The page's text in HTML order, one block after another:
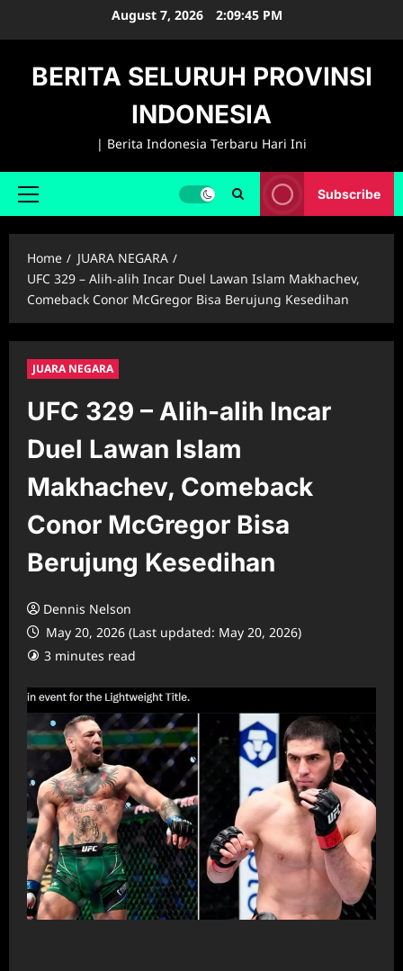
August 7, 2026 2:09:46 PM
BERITA SELURUH PROVINSI
INDONESIA
| Berita Indonesia Terbaru Hari Ini
Primary
Subscribe
Home
JUARA NEGARA
UFC 329 – Alih-alih Incar Duel Lawan Islam Makhachev,
Comeback Conor McGregor Bisa Berujung Kesedihan
JUARA NEGARA
UFC 329 – Alih-alih Incar
Duel Lawan Islam
Makhachev, Comeback
Conor McGregor Bisa
Berujung Kesedihan
Dennis Nelson
May 20, 2026 (Last updated: May 20, 2026)
3 minutes read